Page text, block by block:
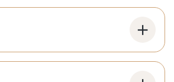
sablé ; relief décoratif ; pose murale